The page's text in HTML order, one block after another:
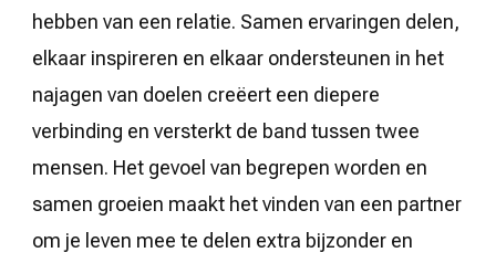
hebben van een relatie. Samen ervaringen delen,
elkaar inspireren en elkaar ondersteunen in het
najagen van doelen creëert een diepere
verbinding en versterkt de band tussen twee
mensen. Het gevoel van begrepen worden en
samen groeien maakt het vinden van een partner
om je leven mee te delen extra bijzonder en